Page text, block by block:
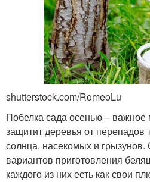
shutterstock.com/RomeoLu
Побелка сада осенью – важное
защитит деревья от перепадов
солнца, насекомых и
вариантов приготовления
каждого из них есть как свои